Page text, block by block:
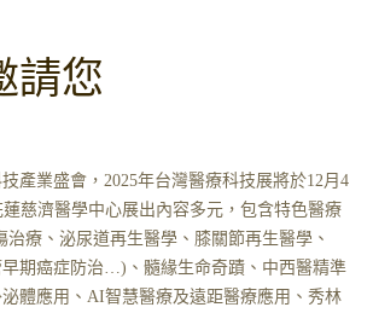
請您
產業盛會，2025年台灣醫療科技展將於12月4
蓮慈濟醫學中心展出內容多元，包含特色醫療
治療、泌尿道再生醫學、膝關節再生醫學、
期癌症防治…)、髓緣生命奇蹟、中西醫精準
體應用、AI智慧醫療及遠距醫療應用、秀林